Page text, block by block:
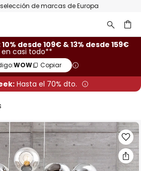
de marcas de Europa
10% desde 109€ & 13% desde 159€
en casi todo**
WOW Copiar
Hasta el 70% dto.